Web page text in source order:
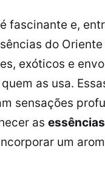
fascinante e,
do
exóticos e
as usa.
sensações
as
um